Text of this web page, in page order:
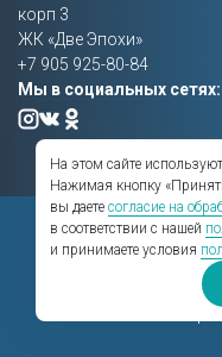
корп 3
ЖК «Две Эпохи»
+7 905 925-80-84
Мы в социальных сетях:
Сайт
На этом сайте
Нажимая кнопку
вы даете согласие на
в соответствии с нашей
и принимаете условия